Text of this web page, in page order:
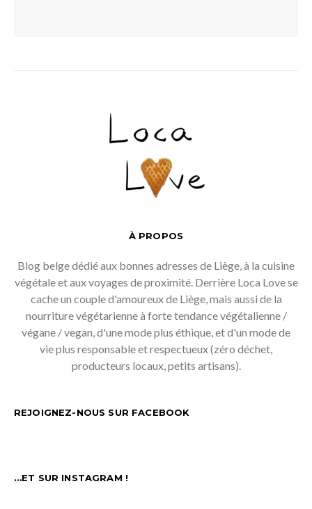
À PROPOS
Blog belge dédié aux bonnes adresses de Liège, à la cuisine
végétale et aux voyages de proximité. Derrière Loca Love se
cache un couple d'amoureux de Liège, mais aussi de la
nourriture végétarienne à forte tendance végétalienne /
végane / vegan, d'une mode plus éthique, et d'un mode de
vie plus responsable et respectueux (zéro déchet,
producteurs locaux, petits artisans).
REJOIGNEZ-NOUS SUR FACEBOOK
…ET SUR INSTAGRAM !